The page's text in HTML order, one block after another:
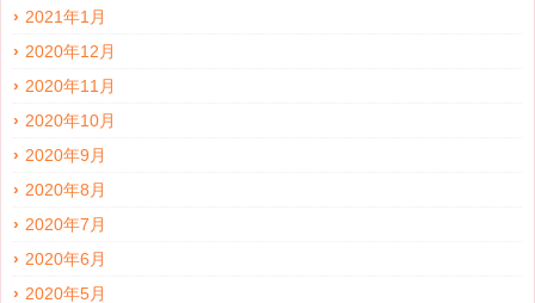
2021年1月
2020年12月
2020年11月
2020年10月
2020年9月
2020年8月
2020年7月
2020年6月
2020年5月